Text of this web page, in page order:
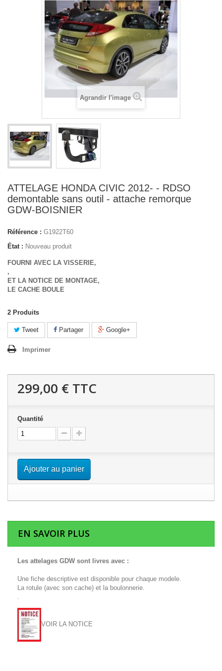
Agrandir l'image
ATTELAGE HONDA CIVIC 2012- - RDSO
demontable sans outil - attache remorque
GDW-BOISNIER
Référence : G1922T60
État : Nouveau produit
FOURNI AVEC LA VISSERIE,
,
ET LA NOTICE DE MONTAGE,
LE CACHE BOULE
2 Produits
Tweet Partager Google+
Imprimer
299,00 € TTC
Quantité
Ajouter au panier
EN SAVOIR PLUS
Les attelages GDW sont livres avec :
Une fiche descriptive est disponible pour chaque modele.
La rotule (avec son cache) et la boulonnerie.
.
VOIR LA NOTICE